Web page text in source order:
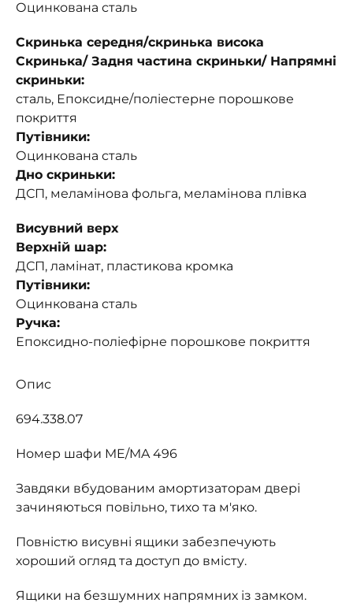
Оцинкована сталь
Скринька середня/скринька висока
Скринька/ Задня частина скриньки/ Напрямні
скриньки:
сталь, Епоксидне/поліестерне порошкове
покриття
Путівники:
Оцинкована сталь
Дно скриньки:
ДСП, меламінова фольга, меламінова плівка
Висувний верх
Верхній шар:
ДСП, ламінат, пластикова кромка
Путівники:
Оцинкована сталь
Ручка:
Епоксидно-поліефірне порошкове покриття
Опис
694.338.07
Номер шафи ME/MA 496
Завдяки вбудованим амортизаторам двері
зачиняються повільно, тихо та м'яко.
Повністю висувні ящики забезпечують
хороший огляд та доступ до вмісту.
Ящики на безшумних напрямних із замком.